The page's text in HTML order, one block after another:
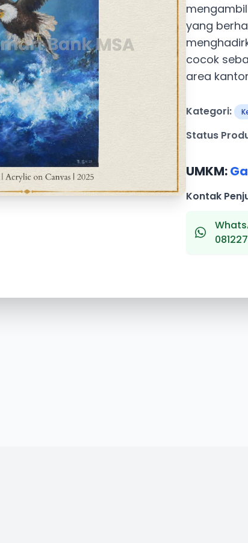
yang
cocok
area
Kategori:
Status
UMKM:
Kontak